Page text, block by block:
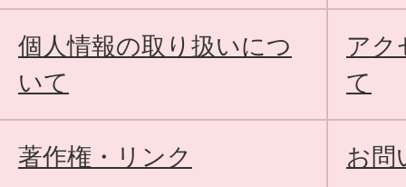
個人情報の取り扱いにつ
いて
アク
て
著作権・リンク お問